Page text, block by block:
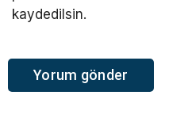
kaydedilsin.